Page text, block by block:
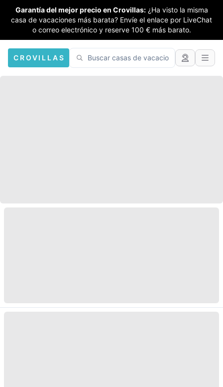
Garantía del mejor precio en Crovillas: ¿Ha visto la misma
casa de vacaciones más barata? Envíe el enlace por LiveChat
o correo electrónico y reserve 100 € más barato.
CROVILLAS